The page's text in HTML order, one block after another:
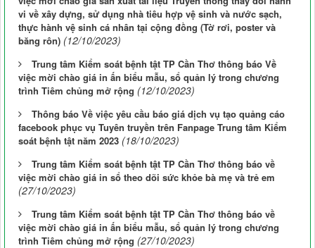
vi về xây dựng, sử dụng nhà tiêu hợp vệ sinh và nước sạch,
thực hành vệ sinh cá nhân tại cộng đồng (Tờ rơi, poster và
băng rôn) (12/10/2023)
Trung tâm Kiểm soát bệnh tật TP Cần Thơ thông báo Về
việc mời chào giá in ấn biểu mẫu, sổ quản lý trong chương
trình Tiêm chủng mở rộng (12/10/2023)
Thông báo Về việc yêu cầu báo giá dịch vụ tạo quảng cáo
facebook phục vụ Tuyên truyền trên Fanpage Trung tâm Kiểm
soát bệnh tật năm 2023 (18/10/2023)
Trung tâm Kiểm soát bệnh tật TP Cần Thơ thông báo về
việc mời chào giá in sổ theo dõi sức khỏe bà mẹ và trẻ em
(27/10/2023)
Trung tâm Kiểm soát bệnh tật TP Cần Thơ thông báo về
việc mời chào giá in ấn biểu mẫu, sổ quản lý trong chương
trình Tiêm chủng mở rộng (27/10/2023)